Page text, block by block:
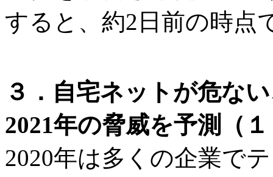
すると、約2日前の時点
３．自宅ネットが危な
2021年の脅威を予測（
2020年は多くの企業で